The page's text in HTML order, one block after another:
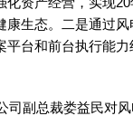
康生态。二是通过
平台和前台执行能
总裁娄益民对风